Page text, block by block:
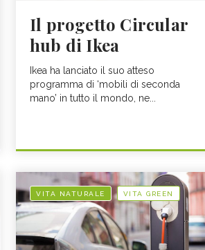
Il progetto Circular
hub di Ikea
Ikea ha lanciato il suo atteso
programma di ‘mobili di seconda
mano’ in tutto il mondo, ne...
VITA NATURALE VITA GREEN